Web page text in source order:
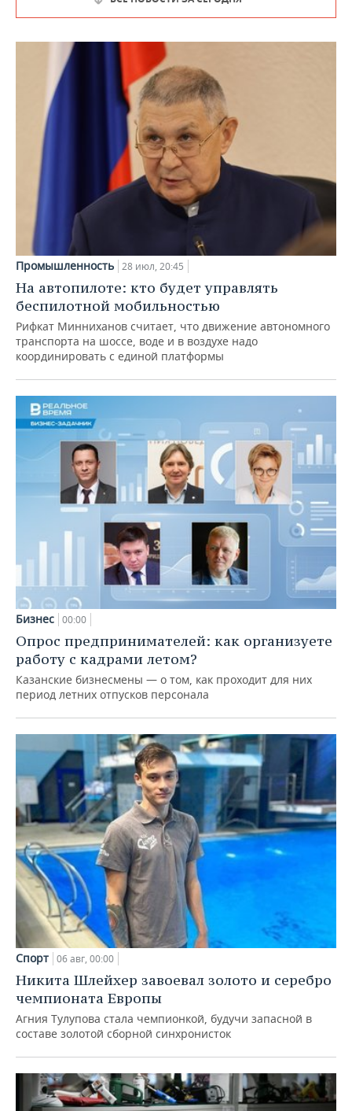
Промышленность 28 июл, 20:45
На автопилоте: кто будет управлять
беспилотной мобильностью
Рифкат Минниханов считает, что движение автономного
транспорта на шоссе, воде и в воздухе надо
координировать с единой платформы
Бизнес 00:00
Опрос предпринимателей: как организуете
работу с кадрами летом?
Казанские бизнесмены — о том, как проходит для них
период летних отпусков персонала
Спорт 06 авг, 00:00
Никита Шлейхер завоевал золото и серебро
чемпионата Европы
Агния Тулупова стала чемпионкой, будучи запасной в
составе золотой сборной синхронисток